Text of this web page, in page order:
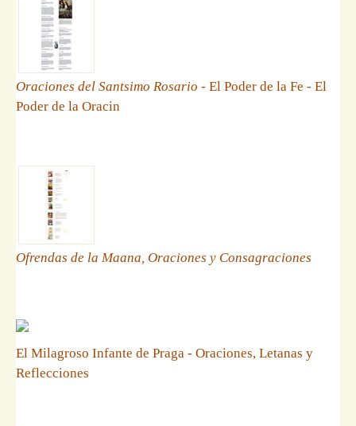
Oraciones del Santsimo Rosario - El Poder de la Fe - El
Poder de la Oracin
Ofrendas de la Maana, Oraciones y Consagraciones
El Milagroso Infante de Praga - Oraciones, Letanas y
Reflecciones